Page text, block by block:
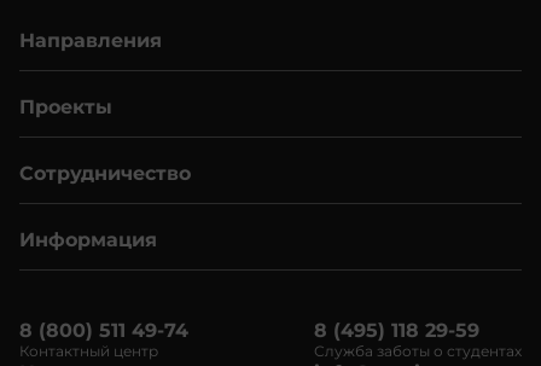
+593
+34
+251
+1-
441
+591
+55
+975
Направления
Сотрудничество
Проекты
Информация
8 (800) 511 49-74
Контактный центр
8 (495) 118 29-59
Служба заботы о студентах